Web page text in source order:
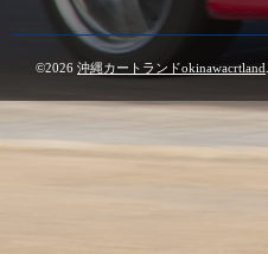
©2026 沖縄カートランドokinawacrtland